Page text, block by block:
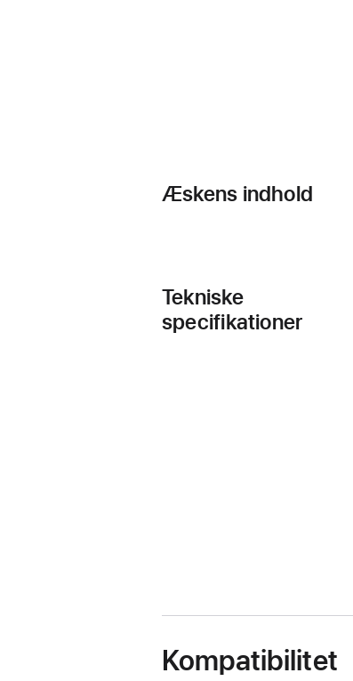
Æskens indhold
Tekniske
specifikationer
Kompatibilitet